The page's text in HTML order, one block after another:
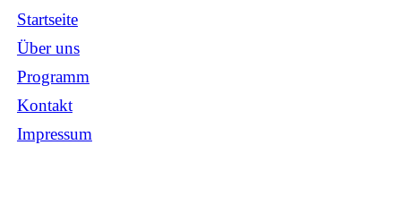
Startseite
Über uns
Programm
Kontakt
Impressum